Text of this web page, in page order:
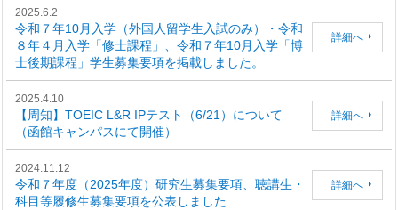
2025.6.2
令和７年10月入学（外国人留学生入試のみ）・令和
８年４月入学「修士課程」、令和７年10月入学「博
士後期課程」学生募集要項を掲載しました。
詳細へ
2025.4.10
【周知】TOEIC L&R IPテスト（6/21）について
（函館キャンパスにて開催）
詳細へ
2024.11.12
令和７年度（2025年度）研究生募集要項、聴講生・
科目等履修生募集要項を公表しました
詳細へ